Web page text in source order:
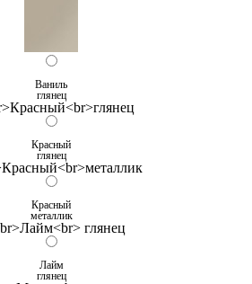
Ваниль
глянец
Красный
глянец
Красный
металлик
Лайм
глянец